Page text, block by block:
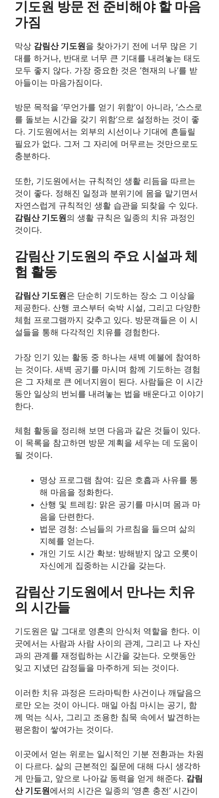
기도원 방문 전 준비해야 할 마음
가짐
막상 감림산 기도원을 찾아가기 전에 너무 많은 기
대를 하거나, 반대로 너무 큰 기대를 내려놓는 태도
모두 좋지 않다. 가장 중요한 것은 ‘현재의 나’를 받
아들이는 마음가짐이다.
방문 목적을 ‘무언가를 얻기 위함’이 아니라, ‘스스로
를 돌보는 시간을 갖기 위함’으로 설정하는 것이 좋
다. 기도원에서는 외부의 시선이나 기대에 흔들릴
필요가 없다. 그저 그 자리에 머무르는 것만으로도
충분하다.
또한, 기도원에서는 규칙적인 생활 리듬을 따르는
것이 좋다. 정해진 일정과 분위기에 몸을 맡기면서
자연스럽게 규칙적인 생활 습관을 되찾을 수 있다.
감림산 기도원의 생활 규칙은 일종의 치유 과정인
것이다.
감림산 기도원의 주요 시설과 체
험 활동
감림산 기도원은 단순히 기도하는 장소 그 이상을
제공한다. 산행 코스부터 숙박 시설, 그리고 다양한
체험 프로그램까지 갖추고 있다. 방문객들은 이 시
설들을 통해 다각적인 치유를 경험한다.
가장 인기 있는 활동 중 하나는 새벽 예불에 참여하
는 것이다. 새벽 공기를 마시며 함께 기도하는 경험
은 그 자체로 큰 에너지원이 된다. 사람들은 이 시간
동안 일상의 번뇌를 내려놓는 법을 배운다고 이야기
한다.
체험 활동을 정리해 보면 다음과 같은 것들이 있다.
이 목록을 참고하면 방문 계획을 세우는 데 도움이
될 것이다.
명상 프로그램 참여: 깊은 호흡과 사유를 통
해 마음을 정화한다.
산행 및 트레킹: 맑은 공기를 마시며 몸과 마
음을 단련한다.
법문 경청: 스님들의 가르침을 들으며 삶의
지혜를 얻는다.
개인 기도 시간 확보: 방해받지 않고 오롯이
자신에게 집중하는 시간을 갖는다.
감림산 기도원에서 만나는 치유
의 시간들
기도원은 말 그대로 영혼의 안식처 역할을 한다. 이
곳에서는 사람과 사람 사이의 관계, 그리고 나 자신
과의 관계를 재정립하는 시간을 갖는다. 오랫동안
잊고 지냈던 감정들을 마주하게 되는 것이다.
이러한 치유 과정은 드라마틱한 사건이나 깨달음으
로만 오는 것이 아니다. 매일 아침 마시는 공기, 함
께 먹는 식사, 그리고 조용한 침묵 속에서 발견하는
평온함이 쌓여가는 것이다.
이곳에서 얻는 위로는 일시적인 기분 전환과는 차원
이 다르다. 삶의 근본적인 질문에 대해 다시 생각하
게 만들고, 앞으로 나아갈 동력을 얻게 해준다. 감림
산 기도원에서의 시간은 일종의 ‘영혼 충전’ 시간이